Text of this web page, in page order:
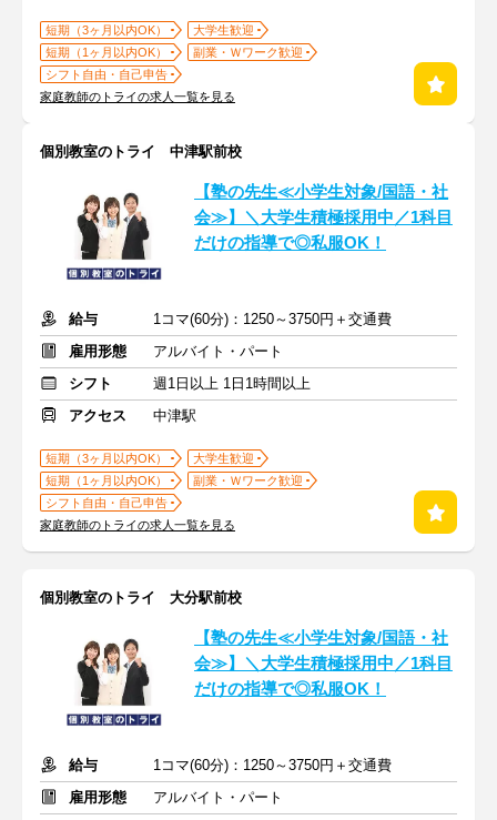
短期（3ヶ月以内OK）
大学生歓迎
短期（1ヶ月以内OK）
副業・Ｗワーク歓迎
シフト自由・自己申告
家庭教師のトライの求人一覧を見る
個別教室のトライ 中津駅前校
【塾の先生≪小学生対象/国語・社
会≫】＼大学生積極採用中／1科目
だけの指導で◎私服OK！
給与
1コマ(60分)：1250～3750円＋交通費
雇用形態
アルバイト・パート
シフト
週1日以上 1日1時間以上
アクセス
中津駅
短期（3ヶ月以内OK）
大学生歓迎
短期（1ヶ月以内OK）
副業・Ｗワーク歓迎
シフト自由・自己申告
家庭教師のトライの求人一覧を見る
個別教室のトライ 大分駅前校
【塾の先生≪小学生対象/国語・社
会≫】＼大学生積極採用中／1科目
だけの指導で◎私服OK！
給与
1コマ(60分)：1250～3750円＋交通費
雇用形態
アルバイト・パート